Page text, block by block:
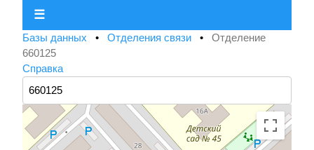
☰
Базы данных • Отделения связи • Отделение
660125
Справка